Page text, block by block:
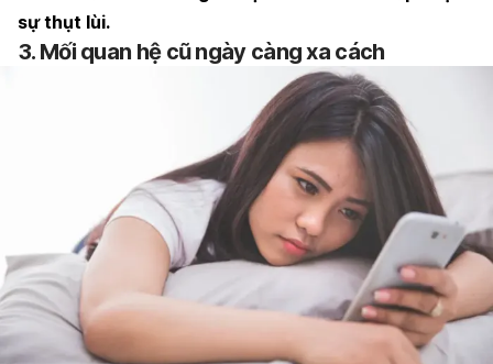
sự thụt lùi.
3. Mối quan hệ cũ ngày càng xa cách